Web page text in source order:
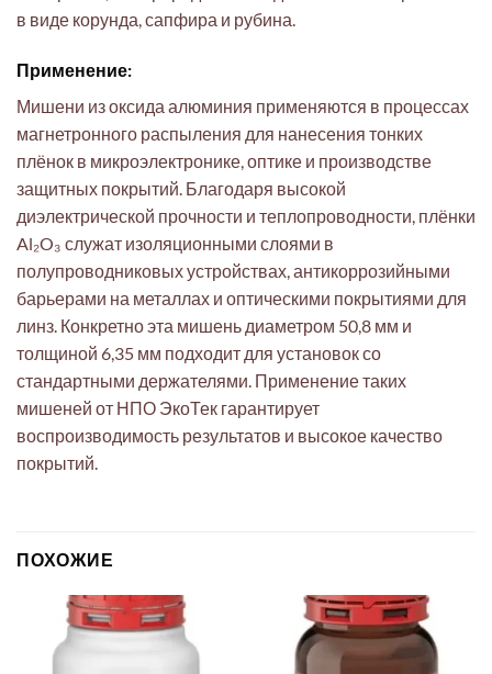
в виде корунда, сапфира и рубина.
Применение:
Мишени из оксида алюминия применяются в процессах
магнетронного распыления для нанесения тонких
плёнок в микроэлектронике, оптике и производстве
защитных покрытий. Благодаря высокой
диэлектрической прочности и теплопроводности, плёнки
Al₂O₃ служат изоляционными слоями в
полупроводниковых устройствах, антикоррозийными
барьерами на металлах и оптическими покрытиями для
линз. Конкретно эта мишень диаметром 50,8 мм и
толщиной 6,35 мм подходит для установок со
стандартными держателями. Применение таких
мишеней от НПО ЭкоТек гарантирует
воспроизводимость результатов и высокое качество
покрытий.
ПОХОЖИЕ